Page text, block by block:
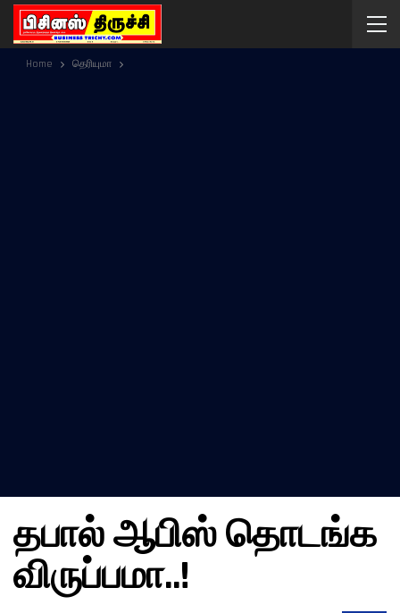
Home தெரியுமா
தபால் ஆபிஸ் தொடங்க
விருப்பமா..!